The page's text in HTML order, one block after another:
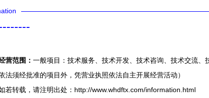
营范围： 一般项目：技术服务、技术开发、技术咨询、技术交流、
法须经批准的项目外，凭营业执照依法自主开展经营活动）
若转载，请注明出处：http://www.whdftx.com/information.html